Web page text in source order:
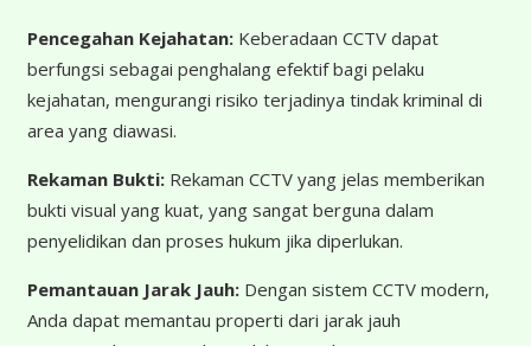
Pencegahan Kejahatan:Keberadaan CCTV dapat
berfungsi sebagai penghalang efektif bagi pelaku
kejahatan, mengurangi risiko terjadinya tindak kriminal di
area yang diawasi.
Rekaman Bukti:Rekaman CCTV yang jelas memberikan
bukti visual yang kuat, yang sangat berguna dalam
penyelidikan dan proses hukum jika diperlukan.
Pemantauan Jarak Jauh:Dengan sistem CCTV modern,
Anda dapat memantau properti dari jarak jauh